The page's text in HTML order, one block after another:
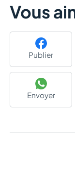
Vous
Publier
Envoyer